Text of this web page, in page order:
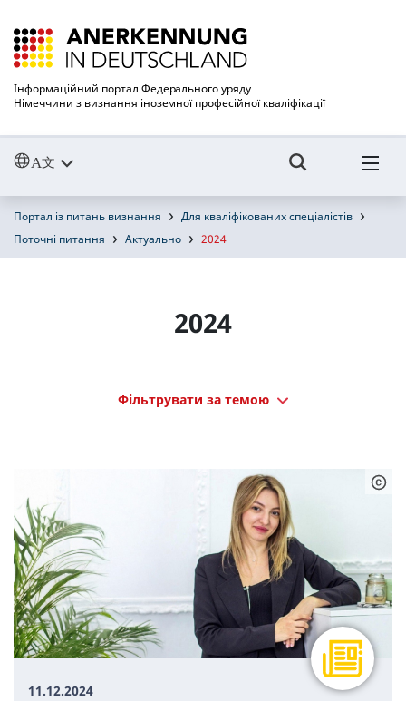
Інформаційний портал Федерального уряду
Німеччини з визнання іноземної професійної кваліфікації
Портал із питань визнання
Для кваліфікованих спеціалістів
Поточні питання
Актуально 2024
2024
Фільтрувати за темою
Процедура (5)
11.12.2024